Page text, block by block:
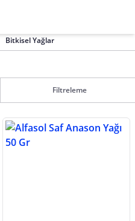
Bitkisel Yağlar
Filtreleme